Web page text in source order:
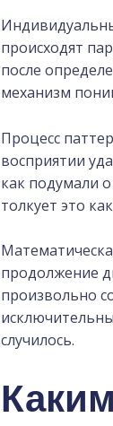
происходят
после
механизм
Процесс
восприятии
как подумали
толкует это
продолжение
произвольно
случилось.